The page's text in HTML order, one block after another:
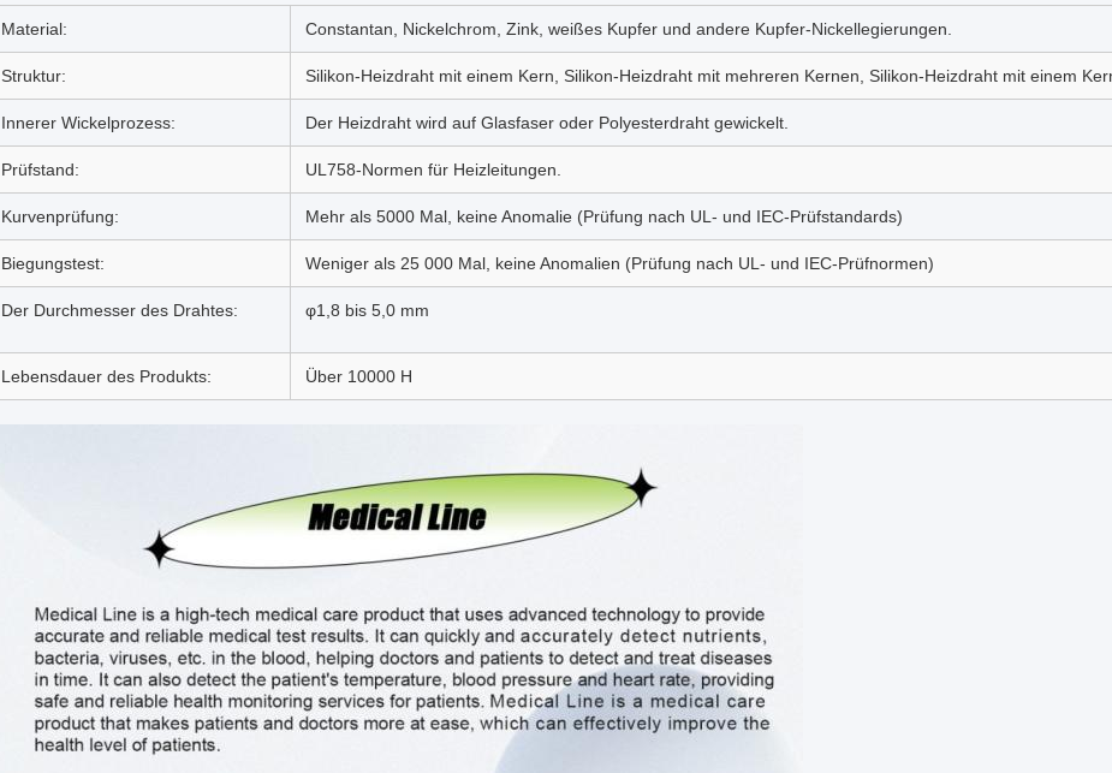
Material: Constantan, Nickelchrom, Zink, weißes Kupfer und andere Kupfer-Nickellegierungen.
Struktur: Silikon-Heizdraht mit einem Kern, Silikon-Heizdraht mit mehreren Kernen, Silikon-Heizdraht mit einem
Innerer Wickelprozess: Der Heizdraht wird auf Glasfaser oder Polyesterdraht gewickelt.
Prüfstand: UL758-Normen für Heizleitungen.
Kurvenprüfung: Mehr als 5000 Mal, keine Anomalie (Prüfung nach UL- und IEC-Prüfstandards)
Biegungstest: Weniger als 25 000 Mal, keine Anomalien (Prüfung nach UL- und IEC-Prüfnormen)
Der Durchmesser des Drahtes: φ1,8 bis 5,0 mm
Lebensdauer des Produkts: Über 10000 H